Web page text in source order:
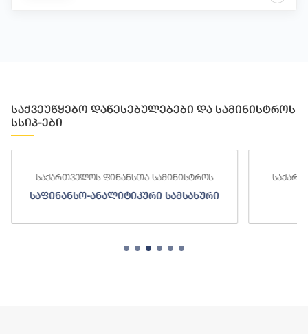
საქვეუწყებო დაწესებულებები და სამინისტროს
სსიპ-ები
საქართველოს ფინანსთა სამინისტროს
საფინანსო-ანალიტიკური სამსახური